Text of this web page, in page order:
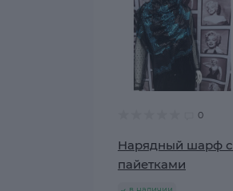
0
Нарядный шарф с
пайетками